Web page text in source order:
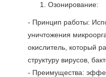
Озонирование:
- Принцип работы:
уничтожения
окислитель, который
структуру вирусов,
- Преимущества: